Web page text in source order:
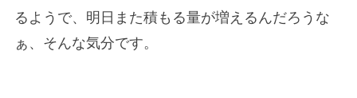
るようで、明日また積もる量が増えるんだろうな
ぁ、そんな気分です。